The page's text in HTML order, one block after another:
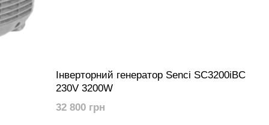
Інверторний генератор Senci SC3200iBC
230V 3200W
32 800 грн